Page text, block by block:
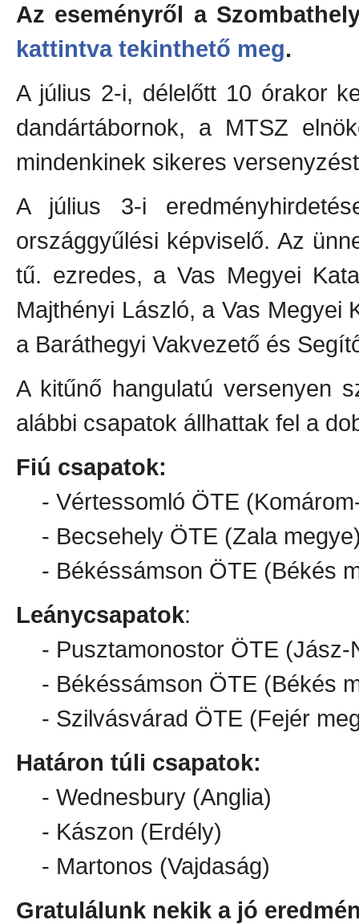
Az eseményről a
kattintva tekinthető meg.
A július 2-i, délelőtt 10 órakor
dandártábornok, a MTSZ
mindenkinek sikeres
A július 3-i
országgyűlési képviselő. Az
tű. ezredes, a Vas Megyei
Majthényi László, a Vas Megyei
a Baráthegyi Vakvezető és
A kitűnő hangulatú versenyen
alábbi csapatok állhattak fel a
Fiú csapatok:
- Vértessomló ÖTE
- Becsehely ÖTE (Zala
- Békéssámson ÖTE (Békés
Leánycsapatok:
- Pusztamonostor ÖTE (Jász-
- Békéssámson ÖTE (Békés
- Szilvásvárad ÖTE (Fejér
Határon túli csapatok:
- Wednesbury (Anglia)
- Kászon (Erdély)
- Martonos (Vajdaság)
Gratulálunk nekik a jó